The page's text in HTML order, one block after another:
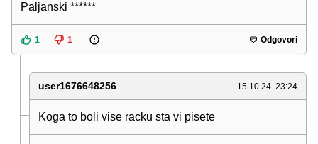
Paljanski ******
1 1 Odgovori
user1676648256 15.10.24. 23:24
Koga to boli vise racku sta vi pisete